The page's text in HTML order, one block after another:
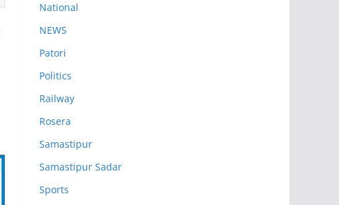
National
NEWS
Patori
Politics
Railway
Rosera
Samastipur
Samastipur Sadar
Sports